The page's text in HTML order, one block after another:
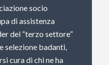
socio
di assistenza
del “terzo settore”
selezione badanti,
cura di chi ne ha